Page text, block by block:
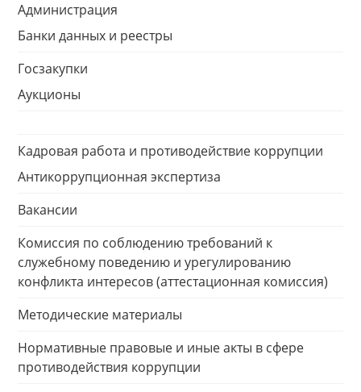
Администрация
Банки данных и реестры
Госзакупки
Аукционы
Кадровая работа и противодействие коррупции
Антикоррупционная экспертиза
Вакансии
Комиссия по соблюдению требований к
служебному поведению и урегулированию
конфликта интересов (аттестационная комиссия)
Методические материалы
Нормативные правовые и иные акты в сфере
противодействия коррупции